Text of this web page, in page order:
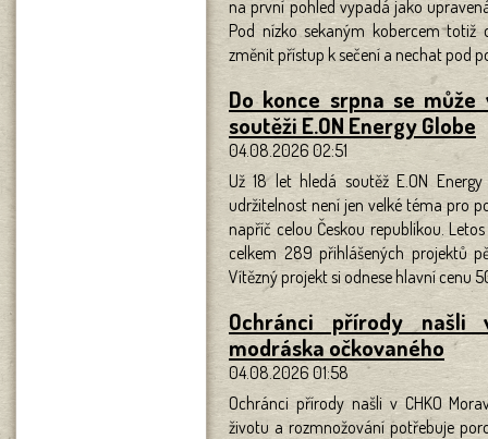
na první pohled vypadá jako
Pod nízko sekaným kobercem
změnit přístup k sečení a nechat pod
Do konce srpna se
soutěži E.ON Energy Globe
04.08.2026 02:51
Už 18 let hledá soutěž E.ON
udržitelnost není jen velké téma pro
napříč celou Českou republikou.
celkem 289 přihlášených projektů
Vítězný projekt si odnese hlavní cenu
Ochránci přírody našli
modráska očkovaného
04.08.2026 01:58
Ochránci přírody našli v CHKO
životu a rozmnožování potřebuje